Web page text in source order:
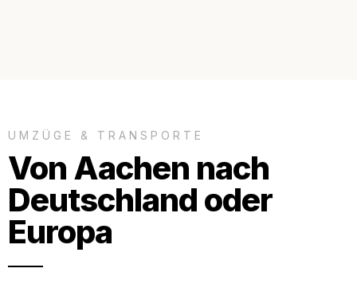
UMZÜGE & TRANSPORTE
Von Aachen nach
Deutschland oder
Europa